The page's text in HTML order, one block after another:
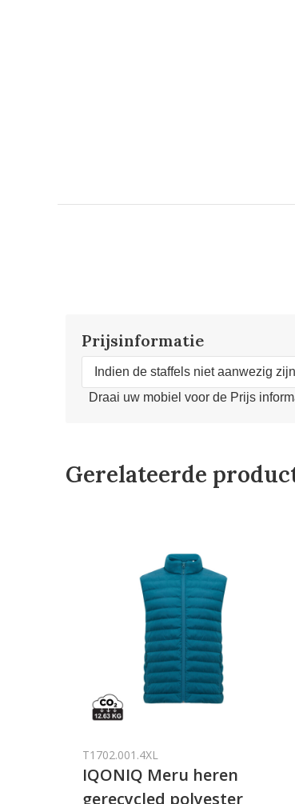
Prijsinformatie
Indien de staffels niet aanwezig
Draai uw mobiel voor de Prijs
Gerelateerde
T1702.001.4XL
IQONIQ Meru heren
gerecycled polyester